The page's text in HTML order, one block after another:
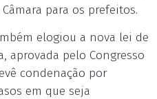
para os prefeitos.
elogiou a nova lei de
aprovada pelo Congresso
condenação por
em que seja